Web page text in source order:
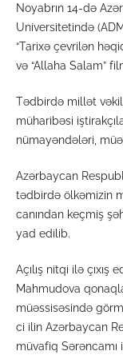
ADMIU Sİ
eMağaza
Noyabrın 14-də
Universitetində
“Tarixə çevrilən
və “Allaha Salam”
Tədbirdə millət
müharibəsi
nümayəndələri,
Azərbaycan
tədbirdə ölkəmizin
canından keçmiş
yad edilib.
Açılış nitqi ilə
Mahmudova
müəssisəsində
ci ilin Azərbaycan
müvafiq Sərəncamı